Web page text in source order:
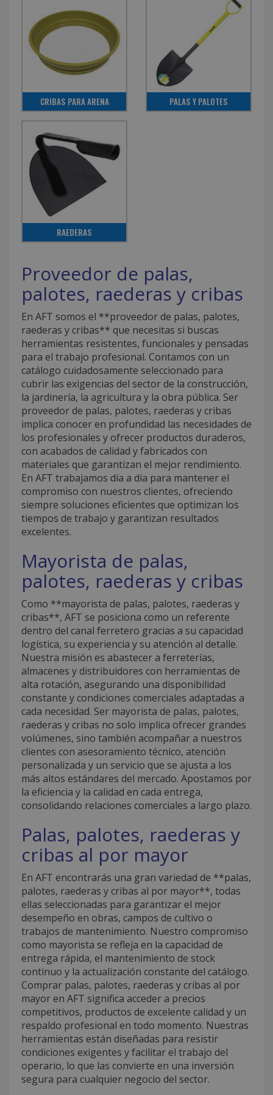
CRIBAS PARA ARENA PALAS Y PALOTES
RAEDERAS
Proveedor de palas,
palotes, raederas y cribas
En AFT somos el **proveedor de palas, palotes,
raederas y cribas** que necesitas si buscas
herramientas resistentes, funcionales y pensadas
para el trabajo profesional. Contamos con un
catálogo cuidadosamente seleccionado para
cubrir las exigencias del sector de la construcción,
la jardinería, la agricultura y la obra pública. Ser
proveedor de palas, palotes, raederas y cribas
implica conocer en profundidad las necesidades de
los profesionales y ofrecer productos duraderos,
con acabados de calidad y fabricados con
materiales que garantizan el mejor rendimiento.
En AFT trabajamos día a día para mantener el
compromiso con nuestros clientes, ofreciendo
siempre soluciones eficientes que optimizan los
tiempos de trabajo y garantizan resultados
excelentes.
Mayorista de palas,
palotes, raederas y cribas
Como **mayorista de palas, palotes, raederas y
cribas**, AFT se posiciona como un referente
dentro del canal ferretero gracias a su capacidad
logística, su experiencia y su atención al detalle.
Nuestra misión es abastecer a ferreterías,
almacenes y distribuidores con herramientas de
alta rotación, asegurando una disponibilidad
constante y condiciones comerciales adaptadas a
cada necesidad. Ser mayorista de palas, palotes,
raederas y cribas no solo implica ofrecer grandes
volúmenes, sino también acompañar a nuestros
clientes con asesoramiento técnico, atención
personalizada y un servicio que se ajusta a los
más altos estándares del mercado. Apostamos por
la eficiencia y la calidad en cada entrega,
consolidando relaciones comerciales a largo plazo.
Palas, palotes, raederas y
cribas al por mayor
En AFT encontrarás una gran variedad de **palas,
palotes, raederas y cribas al por mayor**, todas
ellas seleccionadas para garantizar el mejor
desempeño en obras, campos de cultivo o
trabajos de mantenimiento. Nuestro compromiso
como mayorista se refleja en la capacidad de
entrega rápida, el mantenimiento de stock
continuo y la actualización constante del catálogo.
Comprar palas, palotes, raederas y cribas al por
mayor en AFT significa acceder a precios
competitivos, productos de excelente calidad y un
respaldo profesional en todo momento. Nuestras
herramientas están diseñadas para resistir
condiciones exigentes y facilitar el trabajo del
operario, lo que las convierte en una inversión
segura para cualquier negocio del sector.